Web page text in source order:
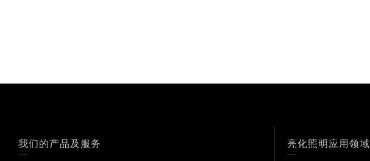
我们的产品及服务 亮化照明应用领域